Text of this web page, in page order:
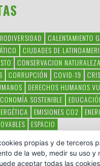
CALENTAMIENTO
CIUDADES DE
CONSERVACION NATURALEZA
CORRUPCIÓN COVID-19
DERECHOS HUMANOS
SOSTENIBLE
EMISIONES CO2
ESPACIO
MEDIO AMBIENTE
MILENIO
ONGS PAZ POBREZA
propias y de terceros
de la web, medir su uso y
aceptar todas las